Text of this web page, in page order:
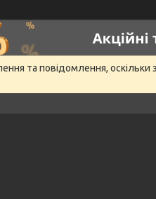
та повідомлення,